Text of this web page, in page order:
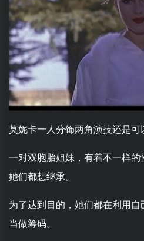
莫妮卡一人分饰两角演技还是可
一对双胞胎姐妹，有着不一样的
她们都想继承。
为了达到目的，她们都在利用
当做筹码。